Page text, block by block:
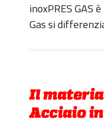
inoxPRES GAS
Gas si
Il
Acciaio